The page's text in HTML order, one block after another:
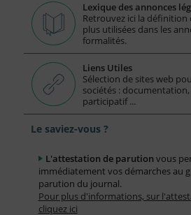
Lexique des annonces
Retrouvez ici la définition
plus utilisées dans les
formalités.
Liens Utiles
Sélection de sites web
sociétés :
participatif ...
Le saviez-vous ?
L'attestation de parution vous
immédiatement vos démarches au
parution du journal.
Pour plus d'informations, sur
cliquez ici